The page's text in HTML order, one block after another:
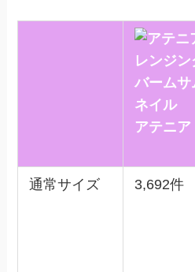
アテニア
通常サイズ 3,692件